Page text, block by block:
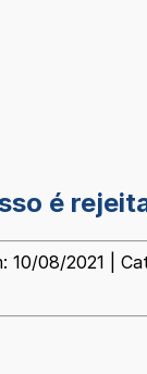
é
10/08/2021 |